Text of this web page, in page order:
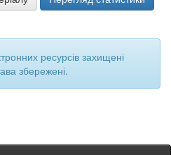
ресурсів захищені
збережені.